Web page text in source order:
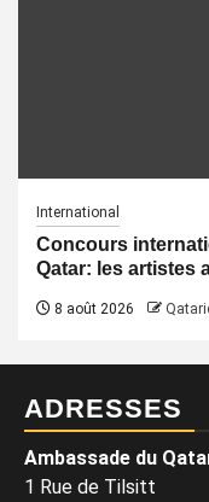
International
Concours
Qatar: les artistes
8 août 2026
ADRESSES
Ambassade du
1 Rue de Tilsitt